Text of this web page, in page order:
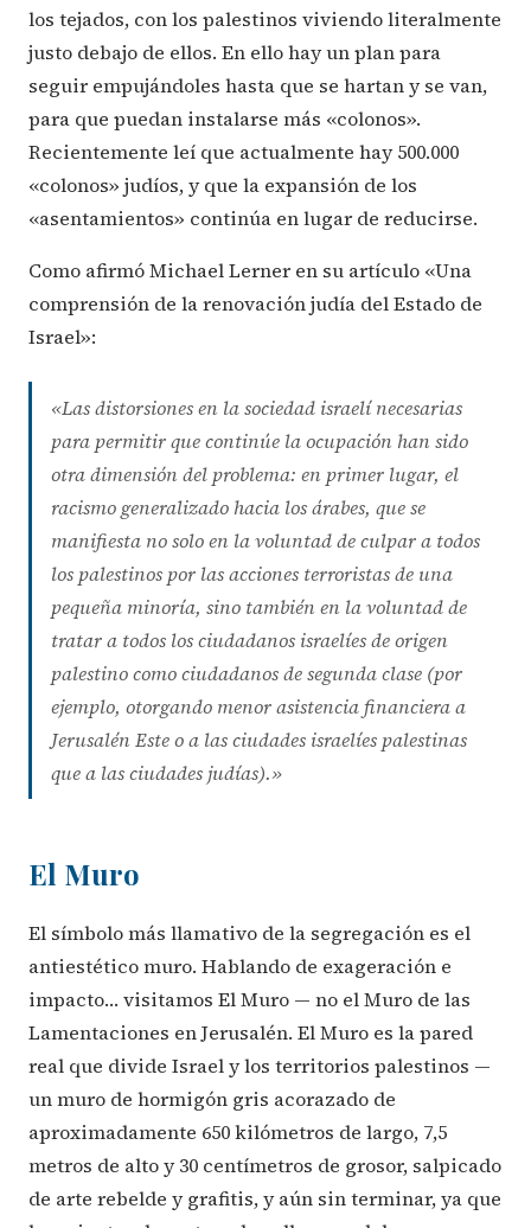
los tejados, con los palestinos viviendo literalmente
justo debajo de ellos. En ello hay un plan para
seguir empujándoles hasta que se hartan y se van,
para que puedan instalarse más «colonos».
Recientemente leí que actualmente hay 500.000
«colonos» judíos, y que la expansión de los
«asentamientos» continúa en lugar de reducirse.
Como afirmó Michael Lerner en su artículo «Una
comprensión de la renovación judía del Estado de
Israel»:
«Las distorsiones en la sociedad israelí necesarias
para permitir que continúe la ocupación han sido
otra dimensión del problema: en primer lugar, el
racismo generalizado hacia los árabes, que se
manifiesta no solo en la voluntad de culpar a todos
los palestinos por las acciones terroristas de una
pequeña minoría, sino también en la voluntad de
tratar a todos los ciudadanos israelíes de origen
palestino como ciudadanos de segunda clase (por
ejemplo, otorgando menor asistencia financiera a
Jerusalén Este o a las ciudades israelíes palestinas
que a las ciudades judías).»
El Muro
El símbolo más llamativo de la segregación es el
antiestético muro. Hablando de exageración e
impacto… visitamos El Muro — no el Muro de las
Lamentaciones en Jerusalén. El Muro es la pared
real que divide Israel y los territorios palestinos —
un muro de hormigón gris acorazado de
aproximadamente 650 kilómetros de largo, 7,5
metros de alto y 30 centímetros de grosor, salpicado
de arte rebelde y grafitis, y aún sin terminar, ya que